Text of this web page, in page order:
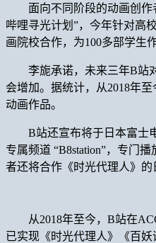
面向不同阶段的动画创作
哔哩寻光计划”，今年针对高
画院校合作，为100多部学生
李旎承诺，未来三年B站对
会增加。据统计，从2018年
动画作品。
B站还宣布将于日本富士电
专属频道 “B8station”，专门
者还将合作《时光代理人》的
从2018年至今，B站在
已实现《时光代理人》《百